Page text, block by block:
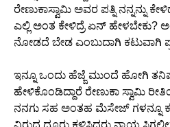
ರೇಣುಕಾಸ್ವಾಮಿ ಅವರ ಪತ್ನಿ ನನ್ನನ್ನು
ಎಲ್ಲಿ ಅಂತ ಕೇಳಿದ್ರೆ ಏನ್
ನೋಡದೆ ಬೇಡ ಎಂಬುದಾಗಿ ಕಟುವಾಗಿ
ಇನ್ನೂ ಒಂದು ಹೆಜ್ಜೆ ಮುಂದೆ ಹೋಗಿ ತನಿಷಾ
ಹೇಳಿಕೊಂಡಿದ್ದಾರೆ ರೇಣುಕಾ ಸ್ವಾಮಿ
ನನಗು ಸಹ ಅಂತಹ ಮೆಸೇಜ್ ಗಳನ್ನೂ
ವಿರುದ್ಧ ದೂರು ಕಳಿಸಿದರು ನ್ಯಾಯ